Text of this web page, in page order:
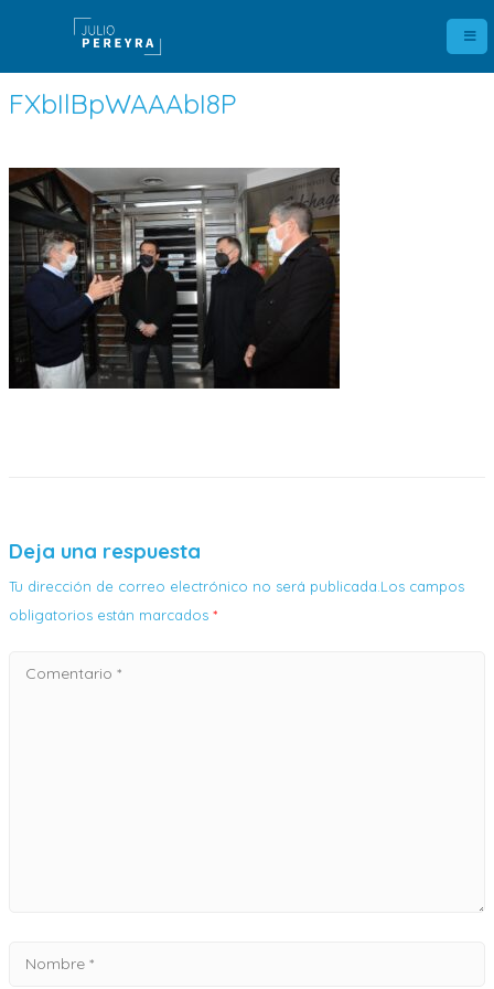
FXbIlBpWAAAbI8P
Deja una respuesta
Tu dirección de correo electrónico no será publicada.Los campos
obligatorios están marcados *